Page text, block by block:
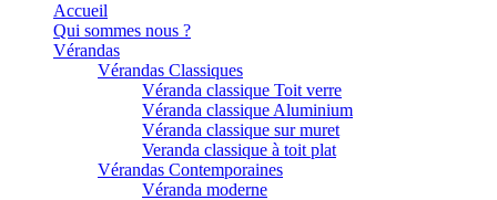
Accueil
Qui sommes nous ?
Vérandas
Vérandas Classiques
Véranda classique Toit verre
Véranda classique Aluminium
Véranda classique sur muret
Veranda classique à toit plat
Vérandas Contemporaines
Véranda moderne